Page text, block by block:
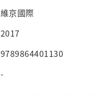
維京國際
2017
9789864401130
-